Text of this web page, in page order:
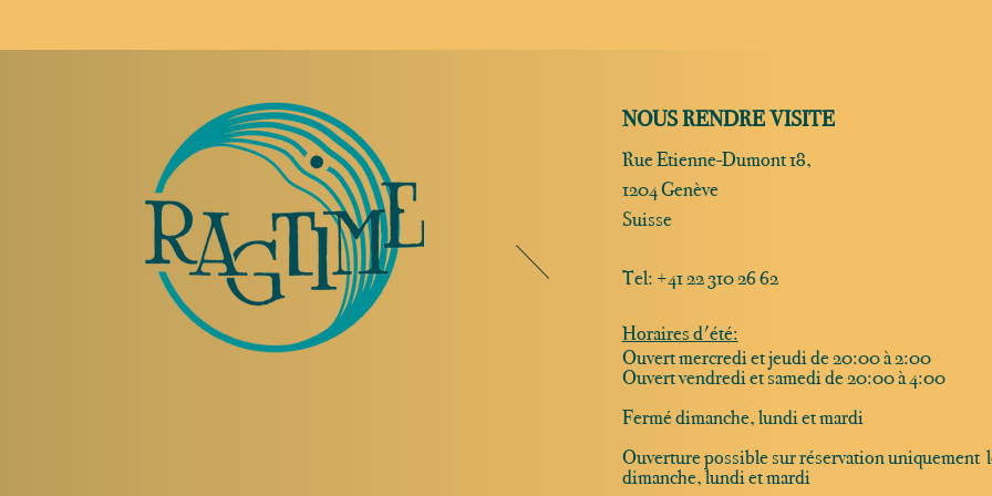
NOUS RENDRE VISITE
Rue Etienne-Dumont 18,
1204 Genève
Suisse
Tel: +41 22 310 26 62
Horaires d'été:
Ouvert mercredi et jeudi de 20:00 à 2:00
Ouvert vendredi et samedi de 20:00 à 4:00
Fermé dimanche, lundi et mardi
Ouverture possible sur réservation uniquement
dimanche, lundi et mardi